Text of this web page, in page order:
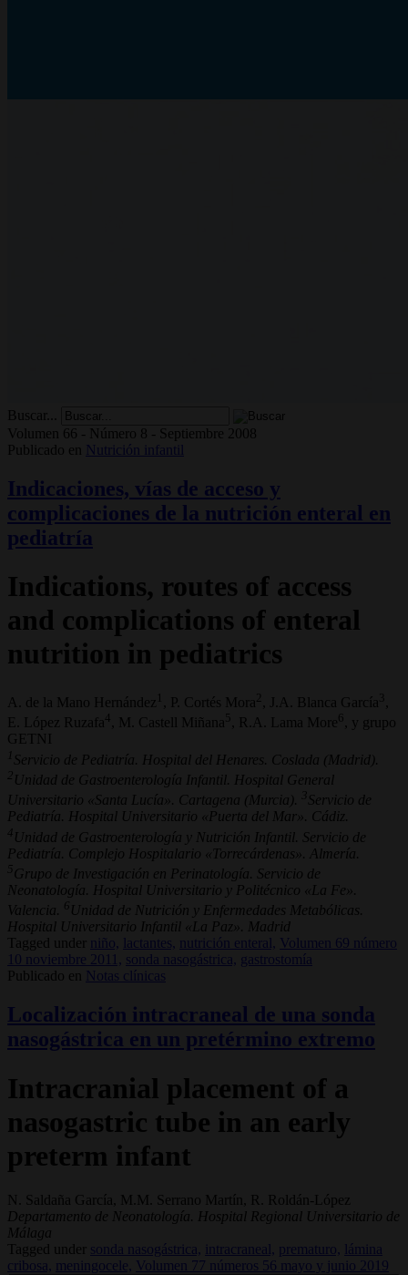
Buscar...
Volumen 66 - Número 8 - Septiembre 2008
Publicado en
Nutrición infantil
Indicaciones, vías de acceso y
complicaciones de la nutrición enteral en
pediatría
Indications, routes of access
and complications of enteral
nutrition in pediatrics
A. de la Mano Hernández 1 , P. Cortés Mora , J.A. Blanca García 3
E. López Ruzafa4 , M. Castell Miñana5 , R.A. Lama More6
, y grupo
GETNI
1 Servicio de Pediatría. Hospital del Henares. Coslada (Madrid).
2 Unidad de Gastroenterología Infantil. Hospital General
Universitario «Santa Lucía». Cartagena (Murcia).
3 Servicio de
Pediatría. Hospital Universitario «Puerta del Mar». Cádiz.
4 Unidad de Gastroenterología y Nutrición Infantil. Servicio de
Pediatría. Complejo Hospitalario «Torrecárdenas». Almería.
5Grupo de Investigación en Perinatología. Servicio de
Neonatología. Hospital Universitario y Politécnico «La Fe».
Valencia. 6 Unidad de Nutrición y Enfermedades Metabólicas.
Hospital Universitario Infantil «La Paz». Madrid
Tagged under
niño, lactantes, nutrición enteral,
Volumen 69 número
10 noviembre 2011,
sonda nasogástrica, gastrostomía
Publicado en
Notas clínicas
Localización intracraneal de una sonda
nasogástrica en un pretérmino extremo
Intracranial placement of a
nasogastric tube in an early
preterm infant
N. Saldaña García, M.M. Serrano Martín, R. Roldán-López
Departamento de Neonatología. Hospital Regional Universitario de
Málaga
Tagged under
sonda nasogástrica, intracraneal, prematuro,
lámina
cribosa,
meningocele, Volumen 77 números 56 mayo y junio 2019